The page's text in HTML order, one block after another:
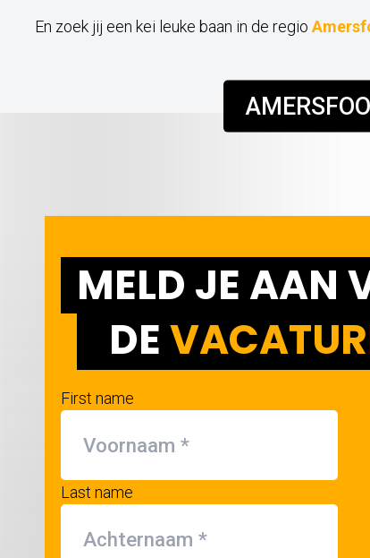
En zoek jij een kei leuke baan in de regio
MELD JE AAN
DE
First name
Last name